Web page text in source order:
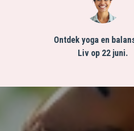
Ontdek yoga en
Liv op 22 juni.